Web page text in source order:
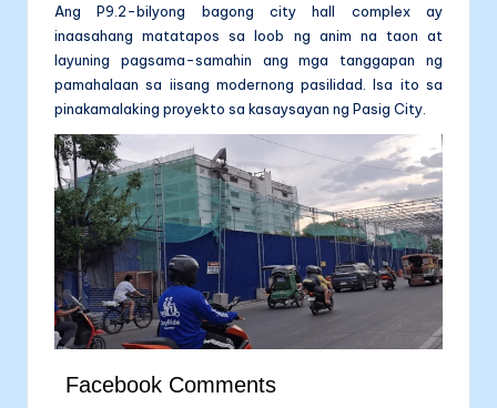
Ang P9.2-bilyong bagong city hall complex ay
inaasahang matatapos sa loob ng anim na taon at
layuning pagsama-samahin ang mga tanggapan ng
pamahalaan sa iisang modernong pasilidad. Isa ito sa
pinakamalaking proyekto sa kasaysayan ng Pasig City.
Facebook Comments